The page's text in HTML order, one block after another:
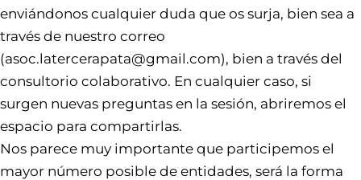
enviándonos cualquier duda que os surja, bien sea a
través de nuestro correo
(asoc.latercerapata@gmail.com), bien a través del
consultorio colaborativo. En cualquier caso, si
surgen nuevas preguntas en la sesión, abriremos el
espacio para compartirlas.
Nos parece muy importante que participemos el
mayor número posible de entidades, será la forma